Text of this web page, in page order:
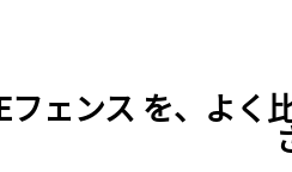
フェンス を、よ